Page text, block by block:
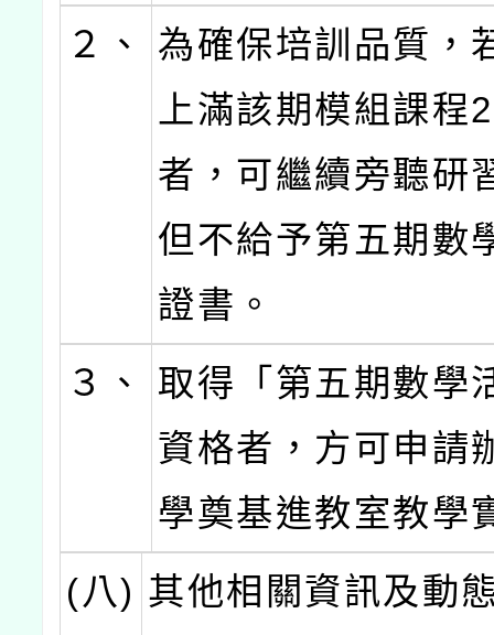
２、
為確保培訓品質，
上滿該期模組課程
者，可繼續旁聽研
但不給予第五期數
證書。
３、
取得「第五期數學
資格者，方可申請
學奠基進教室教學
(八) 其他相關資訊及動